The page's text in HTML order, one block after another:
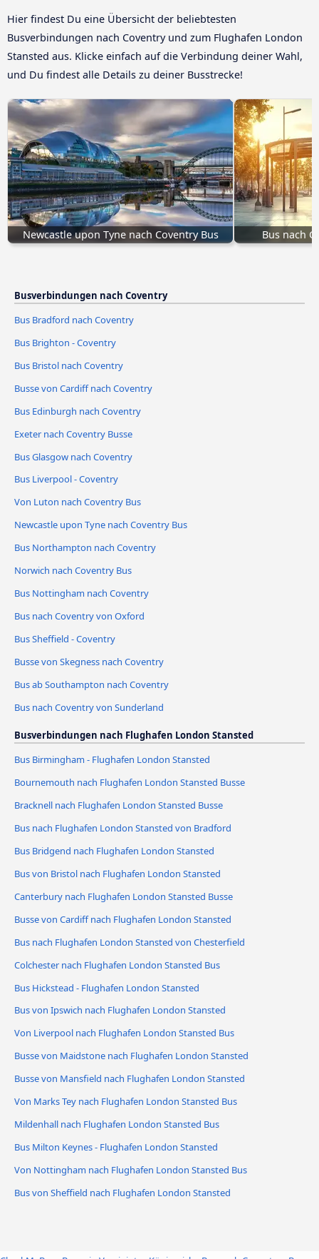
Hier findest Du eine Übersicht der beliebtesten
Busverbindungen nach Coventry und zum Flughafen London
Stansted aus. Klicke einfach auf die Verbindung deiner Wahl,
und Du findest alle Details zu deiner Busstrecke!
Newcastle upon Tyne nach Coventry Bus Bus nach
Busverbindungen nach Coventry
Bus Bradford nach Coventry
Bus Brighton - Coventry
Bus Bristol nach Coventry
Busse von Cardiff nach Coventry
Bus Edinburgh nach Coventry
Exeter nach Coventry Busse
Bus Glasgow nach Coventry
Bus Liverpool - Coventry
Von Luton nach Coventry Bus
Newcastle upon Tyne nach Coventry Bus
Bus Northampton nach Coventry
Norwich nach Coventry Bus
Bus Nottingham nach Coventry
Bus nach Coventry von Oxford
Bus Sheffield - Coventry
Busse von Skegness nach Coventry
Bus ab Southampton nach Coventry
Bus nach Coventry von Sunderland
Busverbindungen nach Flughafen London Stansted
Bus Birmingham - Flughafen London Stansted
Bournemouth nach Flughafen London Stansted Busse
Bracknell nach Flughafen London Stansted Busse
Bus nach Flughafen London Stansted von Bradford
Bus Bridgend nach Flughafen London Stansted
Bus von Bristol nach Flughafen London Stansted
Canterbury nach Flughafen London Stansted Busse
Busse von Cardiff nach Flughafen London Stansted
Bus nach Flughafen London Stansted von Chesterfield
Colchester nach Flughafen London Stansted Bus
Bus Hickstead - Flughafen London Stansted
Bus von Ipswich nach Flughafen London Stansted
Von Liverpool nach Flughafen London Stansted Bus
Busse von Maidstone nach Flughafen London Stansted
Busse von Mansfield nach Flughafen London Stansted
Von Marks Tey nach Flughafen London Stansted Bus
Mildenhall nach Flughafen London Stansted Bus
Bus Milton Keynes - Flughafen London Stansted
Von Nottingham nach Flughafen London Stansted Bus
Bus von Sheffield nach Flughafen London Stansted